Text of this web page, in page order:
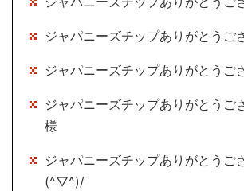
ジャパニーズチップありがとうご
ジャパニーズチップありがとうご
ジャパニーズチップありがとうご
様
ジャパニーズチップありがとうご
(^▽^)/